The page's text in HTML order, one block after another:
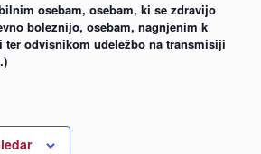
osebam, osebam, ki se zdravijo
boleznijo, osebam, nagnjenim k
ter odvisnikom udeležbo na transmisiji